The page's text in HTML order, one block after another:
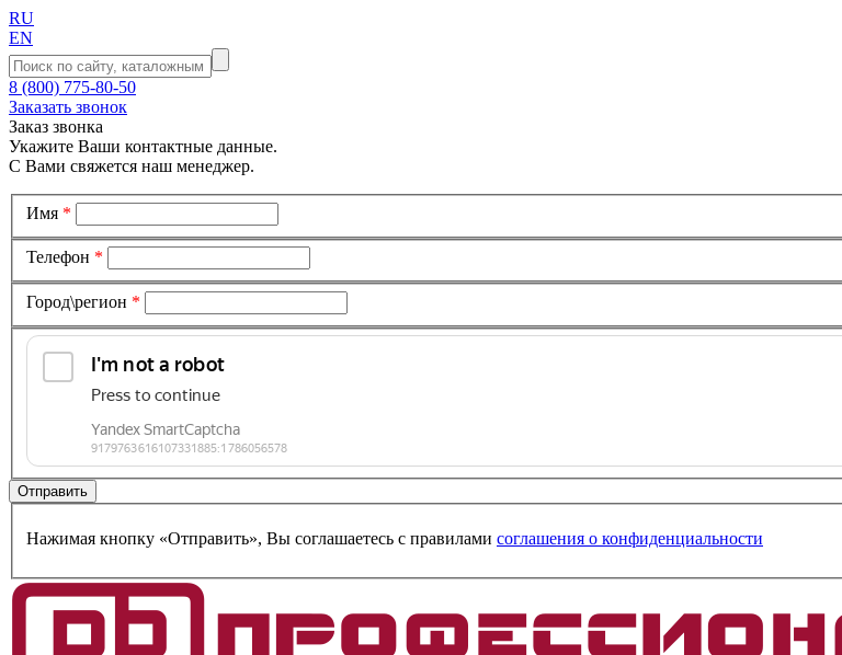
RU
EN
8 (800) 775-80-50
Заказать звонок
Заказ звонка
Укажите Ваши контактные данные.
С Вами свяжется наш менеджер.
Имя *
Телефон *
Город\регион *
Нажимая кнопку «Отправить», Вы соглашаетесь c правилами соглашения о конфиденциальности